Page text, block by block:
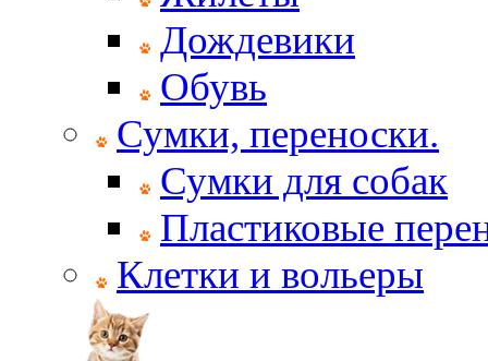
Дождевики
Обувь
Сумки, переноски.
Сумки для собак
Пластиковые
Клетки и вольеры